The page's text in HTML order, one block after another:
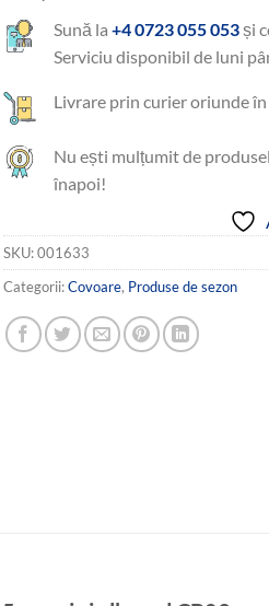
Sună la +4 0723 055 053și
Serviciu disponibil de luni
Livrare prin curier oriunde în
Nu ești mulțumit de
înapoi!
SKU:001633
Categorii:Covoare, Produse de sezon